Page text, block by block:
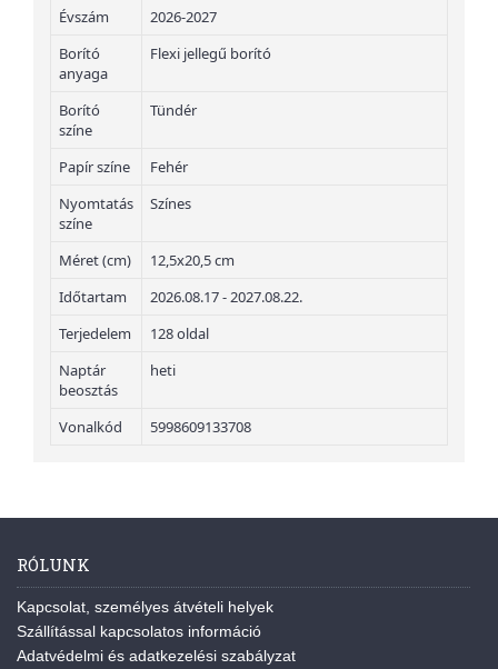
Évszám
2026-2027
Borító
anyaga
Flexi jellegű borító
Borító
színe
Tündér
Papír színe
Fehér
Nyomtatás
színe
Színes
Méret (cm)
12,5x20,5 cm
Időtartam
2026.08.17 - 2027.08.22.
Terjedelem
128 oldal
Naptár
beosztás
heti
Vonalkód 5998609133708
RÓLUNK
Kapcsolat, személyes átvételi helyek
Szállítással kapcsolatos információ
Adatvédelmi és adatkezelési szabályzat